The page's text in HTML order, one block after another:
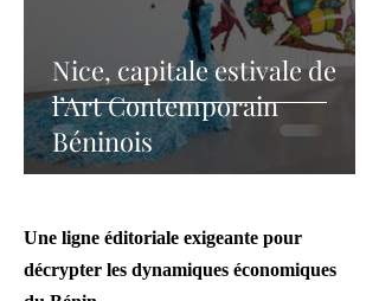
Nice, capitale estivale de
l’Art Contemporain
Béninois
Une ligne éditoriale exigeante pour
décrypter les dynamiques économiques